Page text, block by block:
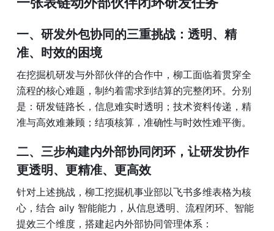
一、研发外包协同的三重挑战：透明、精
准、时效的困境
在挖掘机研发与外部伙伴的合作中，柳工面临着贯穿全
流程的核心难题，制约着需求到结算的完整闭环。分别
是：研发链路长，信息难实时透明；技术资料传递，精
准与高效难兼顾；结项核算，准确性与时效性难平衡。
二、三步构建内外部协同闭环，让研发协作
更透明、更精准、更高效
针对上述挑战，柳工挖掘机事业部以飞书多维表格为核
心，结合 aily 智能能力，从信息透明、流程闭环、智能
提效三个维度，搭建起内外部协同管理体系：